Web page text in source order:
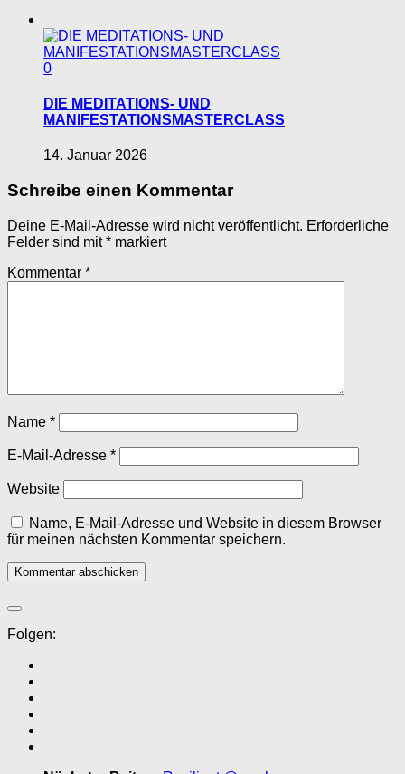
0
DIE MEDITATIONS- UND
MANIFESTATIONSMASTERCLASS
14. Januar 2026
Schreibe einen Kommentar
Deine E-Mail-Adresse wird nicht veröffentlicht. Erforderliche
Felder sind mit* markiert
Kommentar *
Name *
E-Mail-Adresse *
Website
Name, E-Mail-Adresse und Website in diesem Browser
für meinen nächsten Kommentar speichern.
Folgen: